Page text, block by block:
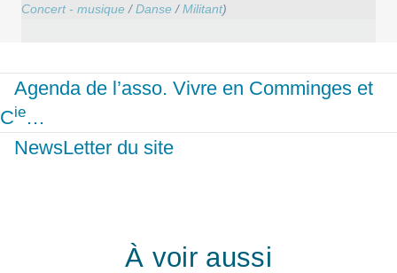
Concert - musique /Danse /Militant)
Agenda de l’asso. Vivre en Comminges et
Cie…
NewsLetter du site
À voir aussi